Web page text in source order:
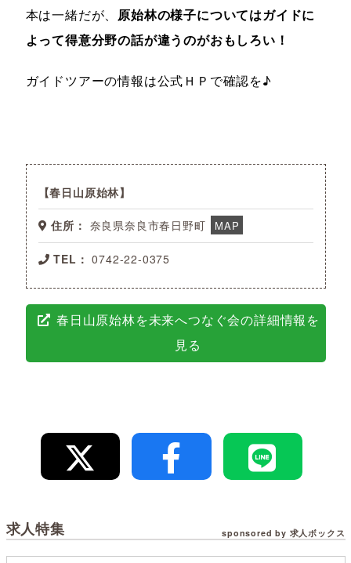
本は一緒だが、 原始林の様子についてはガイドに
よって得意分野の話が違うのがおもしろい！
ガイドツアーの情報は公式ＨＰで確認を♪
春日山原始林
住所： 奈良県奈良市春日野町 MAP
TEL： 0742-22-0375
春日山原始林を未来へつなぐ会の詳細情報を
見る
求人特集 sponsored by 求人ボックス